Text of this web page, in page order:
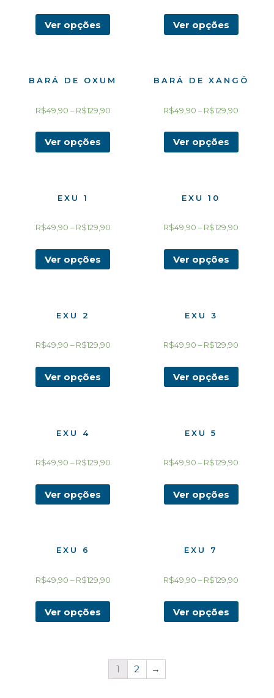
Ver opções Ver opções
BARÁ DE OXUM
R$49,90 – R$129,90
Ver opções
BARÁ DE XANGÔ
R$49,90 – R$129,90
Ver opções
EXU 1
R$49,90 – R$129,90
Ver opções
EXU 10
R$49,90 – R$129,90
Ver opções
EXU 2
R$49,90 – R$129,90
Ver opções
EXU 3
R$49,90 – R$129,90
Ver opções
EXU 4
R$49,90 – R$129,90
Ver opções
EXU 5
R$49,90 – R$129,90
Ver opções
EXU 6
R$49,90 – R$129,90
Ver opções
EXU 7
R$49,90 – R$129,90
Ver opções
1 2 →